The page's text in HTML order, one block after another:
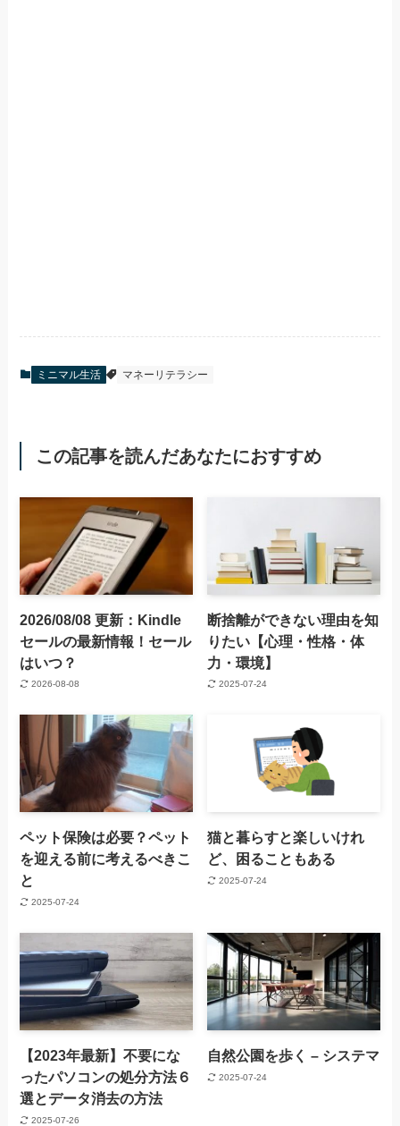
ミニマル生活 マネーリテラシー
この記事を読んだあなたにおすすめ
2026/08/08 更新：Kindle
セールの最新情報！セール
はいつ？
2026-08-08
断捨離ができない理由を知
りたい【心理・性格・体
力・環境】
2025-07-24
ペット保険は必要？ペット
を迎える前に考えるべきこ
と
2025-07-24
猫と暮らすと楽しいけれ
ど、困ることもある
2025-07-24
【2023年最新】不要にな
ったパソコンの処分方法６
選とデータ消去の方法
2025-07-26
自然公園を歩く – システマ
2025-07-24